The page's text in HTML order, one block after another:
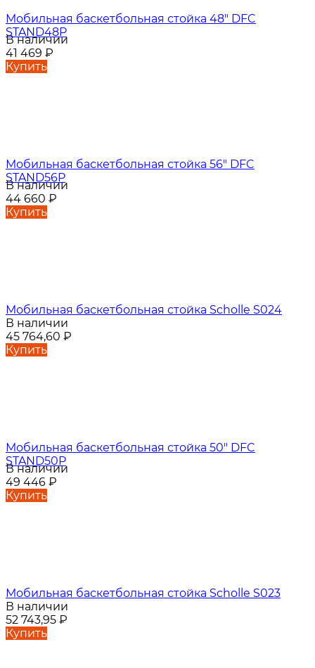
Мобильная баскетбольная стойка 48" DFC
STAND48P
В наличии
41 469 ₽
Купить
Мобильная баскетбольная стойка 56" DFC
STAND56P
В наличии
44 660 ₽
Купить
Мобильная баскетбольная стойка Scholle S024
В наличии
45 764,60 ₽
Купить
Мобильная баскетбольная стойка 50" DFC
STAND50P
В наличии
49 446 ₽
Купить
Мобильная баскетбольная стойка Scholle S023
В наличии
52 743,95 ₽
Купить